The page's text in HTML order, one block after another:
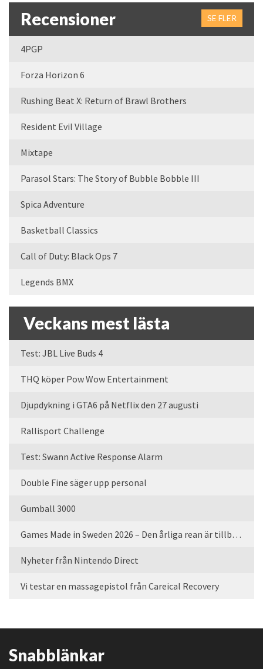
Recensioner SE FLER
4PGP
Forza Horizon 6
Rushing Beat X: Return of Brawl Brothers
Resident Evil Village
Mixtape
Parasol Stars: The Story of Bubble Bobble III
Spica Adventure
Basketball Classics
Call of Duty: Black Ops 7
Legends BMX
Veckans mest lästa
Test: JBL Live Buds 4
THQ köper Pow Wow Entertainment
Djupdykning i GTA6 på Netflix den 27 augusti
Rallisport Challenge
Test: Swann Active Response Alarm
Double Fine säger upp personal
Gumball 3000
Games Made in Sweden 2026 – Den årliga rean är tillbaka
Nyheter från Nintendo Direct
Vi testar en massagepistol från Careical Recovery
Snabblänkar